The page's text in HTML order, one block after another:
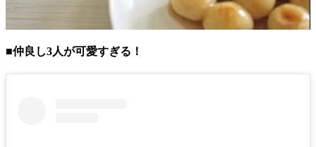
■仲良し3人が可愛すぎる！